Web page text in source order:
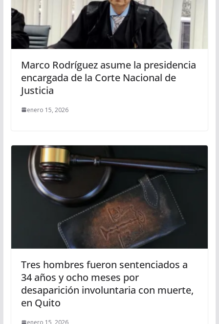
Marco Rodríguez asume la presidencia
encargada de la Corte Nacional de
Justicia
enero 15, 2026
Tres hombres fueron sentenciados a
34 años y ocho meses por
desaparición involuntaria con muerte,
en Quito